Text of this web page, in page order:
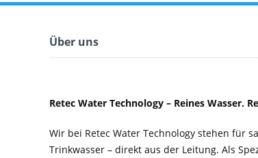
Über uns
Retec Water Technology – Reines Wasser.
Wir bei Retec Water Technology stehen für
Trinkwasser – direkt aus der Leitung. Als